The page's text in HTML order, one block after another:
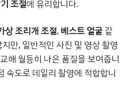
조절에 유리합니다.
상 조리개 조절,베스트 얼굴같
만, 일반적인 사진 및 영상 촬영
해 월등히 나은 품질을 보여줍니
속도로 데일리 촬영에 적합합니